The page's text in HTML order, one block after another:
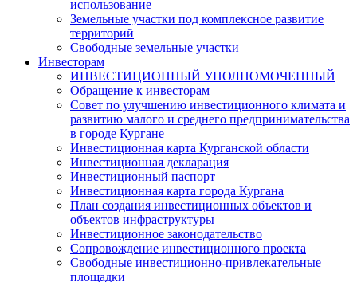
использование
Земельные участки под комплексное развитие
территорий
Свободные земельные участки
Инвесторам
ИНВЕСТИЦИОННЫЙ УПОЛНОМОЧЕННЫЙ
Обращение к инвесторам
Совет по улучшению инвестиционного климата и
развитию малого и среднего предпринимательства
в городе Кургане
Инвестиционная карта Курганской области
Инвестиционная декларация
Инвестиционный паспорт
Инвестиционная карта города Кургана
План создания инвестиционных объектов и
объектов инфраструктуры
Инвестиционное законодательство
Сопровождение инвестиционного проекта
Свободные инвестиционно-привлекательные
площадки